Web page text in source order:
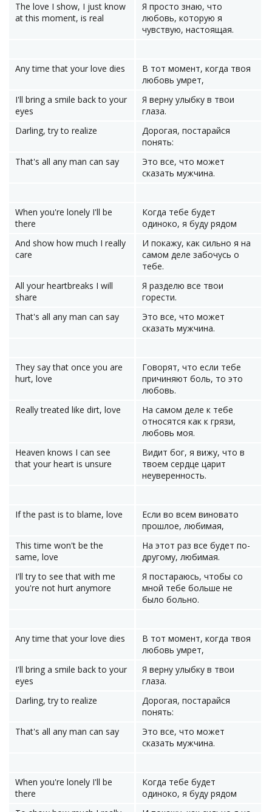
The love I show, I just know
at this moment, is real
Я просто знаю, что
любовь, которую я
чувствую, настоящая.
Any time that your love dies
В тот момент, когда твоя
любовь умрет,
I'll bring a smile back to your
eyes
Я верну улыбку в твои
глаза.
Darling, try to realize
Дорогая, постарайся
понять:
That's all any man can say
Это все, что может
сказать мужчина.
When you're lonely I'll be
there
Когда тебе будет
одиноко, я буду рядом
And show how much I really
care
И покажу, как сильно я на
самом деле забочусь о
тебе.
All your heartbreaks I will
share
Я разделю все твои
горести.
That's all any man can say
Это все, что может
сказать мужчина.
They say that once you are
hurt, love
Говорят, что если тебе
причиняют боль, то это
любовь.
Really treated like dirt, love
На самом деле к тебе
относятся как к грязи,
любовь моя.
Heaven knows I can see
that your heart is unsure
Видит бог, я вижу, что в
твоем сердце царит
неуверенность.
If the past is to blame, love
Если во всем виновато
прошлое, любимая,
This time won't be the
same, love
На этот раз все будет по-
другому, любимая.
I'll try to see that with me
you're not hurt anymore
Я постараюсь, чтобы со
мной тебе больше не
было больно.
Any time that your love dies
В тот момент, когда твоя
любовь умрет,
I'll bring a smile back to your
eyes
Я верну улыбку в твои
глаза.
Darling, try to realize
Дорогая, постарайся
понять:
That's all any man can say
Это все, что может
сказать мужчина.
When you're lonely I'll be
there
Когда тебе будет
одиноко, я буду рядом